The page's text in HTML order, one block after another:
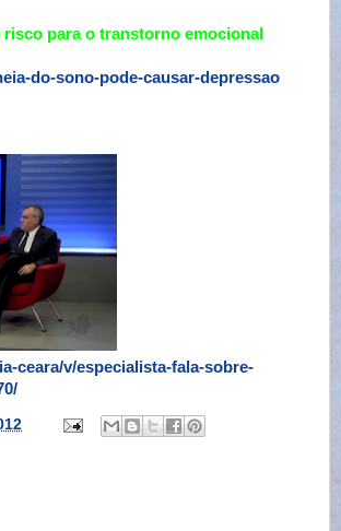
para o transtorno emocional
do-sono-pode-causar-depressao
ceara/v/especialista-fala-sobre-